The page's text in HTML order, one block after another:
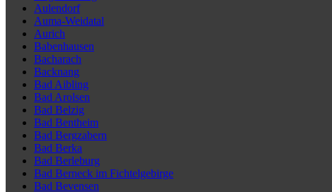
Aulendorf
Auma-Weidatal
Aurich
Babenhausen
Bacharach
Backnang
Bad Aibling
Bad Arolsen
Bad Belzig
Bad Bentheim
Bad Bergzabern
Bad Berka
Bad Berleburg
Bad Berneck im Fichtelgebirge
Bad Bevensen